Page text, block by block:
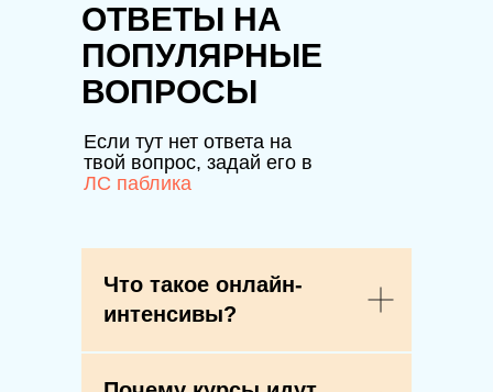
ОТВЕТЫ НА
ПОПУЛЯРНЫЕ
ВОПРОСЫ
Если тут нет ответа на
твой вопрос, задай его в
ЛС паблика
Что такое онлайн-
интенсивы?